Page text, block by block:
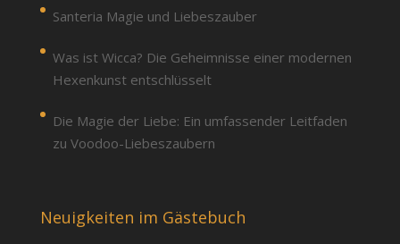
Santeria Magie und Liebeszauber
Was ist Wicca? Die Geheimnisse einer modernen
Hexenkunst entschlüsselt
Die Magie der Liebe: Ein umfassender Leitfaden
zu Voodoo-Liebeszaubern
Neuigkeiten im Gästebuch